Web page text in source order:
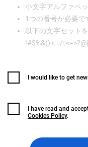
小文字アルファベ
1つの番号が必要で
以下の文字セット
!#$%&()+,-./
I would like to get
I have read and
Cookies Policy.